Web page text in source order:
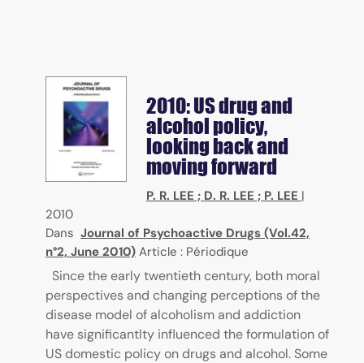
2010: US drug and
alcohol policy,
looking back and
moving forward
P. R. LEE ; D. R. LEE ; P. LEE |
2010
Dans Journal of Psychoactive Drugs (Vol.42,
n°2, June 2010) Article : Périodique
Since the early twentieth century, both moral
perspectives and changing perceptions of the
disease model of alcoholism and addiction
have significantlty influenced the formulation of
US domestic policy on drugs and alcohol. Some